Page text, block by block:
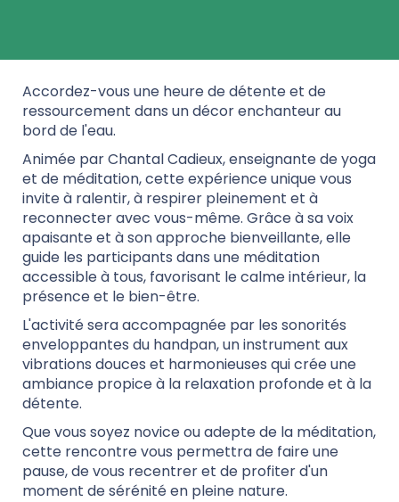
Accordez-vous une heure de détente et de
ressourcement dans un décor enchanteur au
bord de l'eau.
Animée par Chantal Cadieux, enseignante de yoga
et de méditation, cette expérience unique vous
invite à ralentir, à respirer pleinement et à
reconnecter avec vous-même. Grâce à sa voix
apaisante et à son approche bienveillante, elle
guide les participants dans une méditation
accessible à tous, favorisant le calme intérieur, la
présence et le bien-être.
L'activité sera accompagnée par les sonorités
enveloppantes du handpan, un instrument aux
vibrations douces et harmonieuses qui crée une
ambiance propice à la relaxation profonde et à la
détente.
Que vous soyez novice ou adepte de la méditation,
cette rencontre vous permettra de faire une
pause, de vous recentrer et de profiter d'un
moment de sérénité en pleine nature.